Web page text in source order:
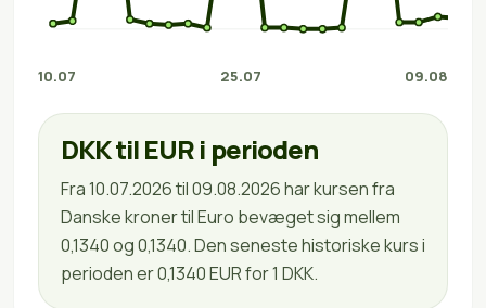
10.07 25.07 09.08
DKK til EUR i perioden
Fra 10.07.2026 til 09.08.2026 har kursen fra
Danske kroner til Euro bevæget sig mellem
0,1340 og 0,1340. Den seneste historiske kurs i
perioden er 0,1340 EUR for 1 DKK.